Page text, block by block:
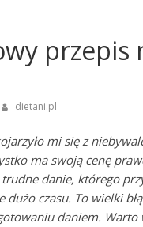
przepis
dietani.pl
mi się z
ma swoją cenę
trudne danie, którego
dużo czasu. To wielki
daniem. Warto